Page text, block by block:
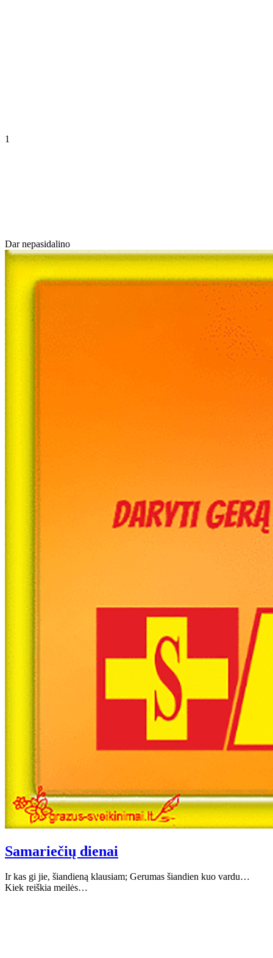
1
Dar nepasidalino
Samariečių dienai
Ir kas gi jie, šiandieną klausiam; Gerumas šiandien kuo vardu…
Kiek reiškia meilės…